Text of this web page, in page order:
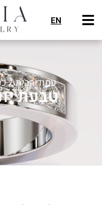
EN
עמוד הבית/
טבעת